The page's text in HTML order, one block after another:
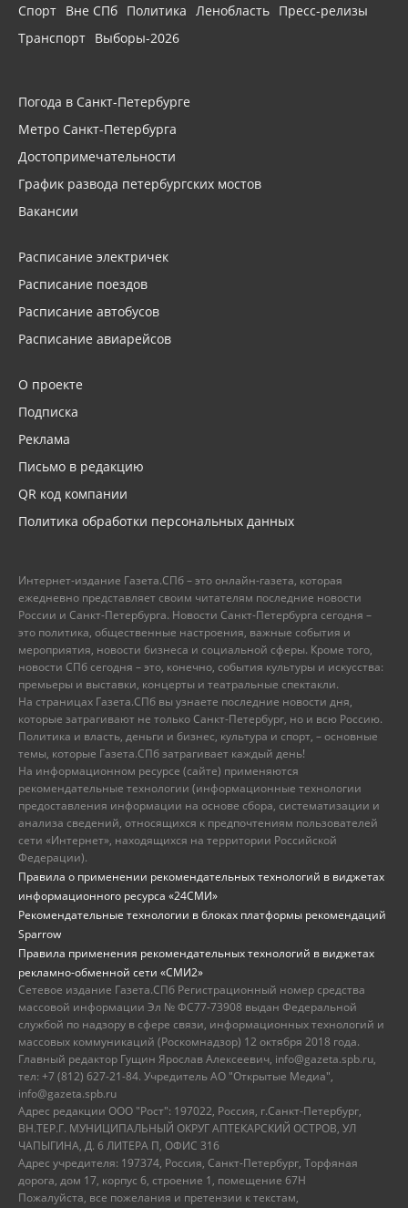
Спорт Вне СПб Политика Ленобласть Пресс-релизы
Транспорт Выборы-2026
Погода в Санкт-Петербурге
Метро Санкт-Петербурга
Достопримечательности
График развода петербургских мостов
Вакансии
Расписание электричек
Расписание поездов
Расписание автобусов
Расписание авиарейсов
О проекте
Подписка
Реклама
Письмо в редакцию
QR код компании
Политика обработки персональных данных
Интернет-издание Газета.СПб – это онлайн-газета, которая
ежедневно представляет своим читателям последние новости
России и Санкт-Петербурга. Новости Санкт-Петербурга сегодня –
это политика, общественные настроения, важные события и
мероприятия, новости бизнеса и социальной сферы. Кроме того,
новости СПб сегодня – это, конечно, события культуры и искусства:
премьеры и выставки, концерты и театральные спектакли.
На страницах Газета.СПб вы узнаете последние новости дня,
которые затрагивают не только Санкт-Петербург, но и всю Россию.
Политика и власть, деньги и бизнес, культура и спорт, – основные
темы, которые Газета.СПб затрагивает каждый день!
На информационном ресурсе (сайте) применяются
рекомендательные технологии (информационные технологии
предоставления информации на основе сбора, систематизации и
анализа сведений, относящихся к предпочтениям пользователей
сети «Интернет», находящихся на территории Российской
Федерации).
Правила о применении рекомендательных технологий в виджетах
информационного ресурса «24СМИ»
Рекомендательные технологии в блоках платформы рекомендаций
Sparrow
Правила применения рекомендательных технологий в виджетах
рекламно-обменной сети «СМИ2»
Сетевое издание Газета.СПб Регистрационный номер средства
массовой информации Эл № ФС77-73908 выдан Федеральной
службой по надзору в сфере связи, информационных технологий и
массовых коммуникаций (Роскомнадзор) 12 октября 2018 года.
Главный редактор Гущин Ярослав Алексеевич, info@gazeta.spb.ru,
тел: +7 (812) 627-21-84. Учредитель АО "Открытые Медиа",
info@gazeta.spb.ru
Адрес редакции ООО "Рост": 197022, Россия, г.Санкт-Петербург,
ВН.ТЕР.Г. МУНИЦИПАЛЬНЫЙ ОКРУГ АПТЕКАРСКИЙ ОСТРОВ, УЛ
ЧАПЫГИНА, Д. 6 ЛИТЕРА П, ОФИС 316
Адрес учредителя: 197374, Россия, Санкт-Петербург, Торфяная
дорога, дом 17, корпус 6, строение 1, помещение 67Н
Пожалуйста, все пожелания и претензии к текстам,